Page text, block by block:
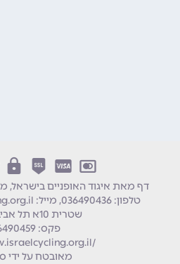
דף מאת איגוד האופניים בישראל, מספר
טלפון:036490436 מייל:
שטרית 10א תל אביב, ישראל
פקס: 036490459
מאובטח על ידי